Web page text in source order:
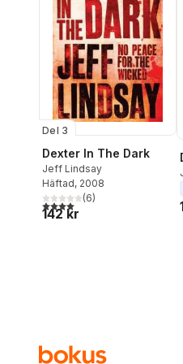
Del 3
Dexter In The Dark
Jeff Lindsay
Häftad, 2008
4,0utav 5 stjärnor. Totalt
(6)
142 kr